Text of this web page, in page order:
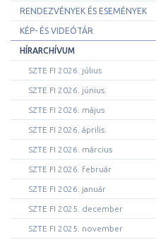
RENDEZVÉNYEK ÉS ESEMÉNYEK
KÉP- ÉS VIDEÓTÁR
HÍRARCHÍVUM
SZTE FI 2026. július
SZTE FI 2026. június
SZTE FI 2026. május
SZTE FI 2026. április
SZTE FI 2026. március
SZTE FI 2026. február
SZTE FI 2026. január
SZTE FI 2025. december
SZTE FI 2025. november